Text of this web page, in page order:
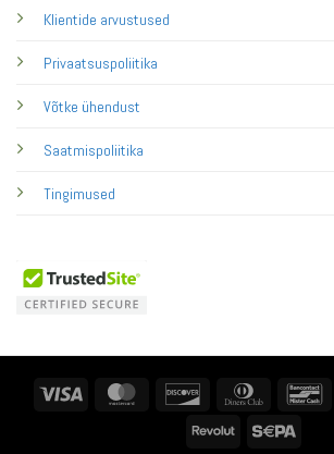
Klientide arvustused
Privaatsuspoliitika
Võtke ühendust
Saatmispoliitika
Tingimused
Visa MasterCard Discover
Dinners
Revolut